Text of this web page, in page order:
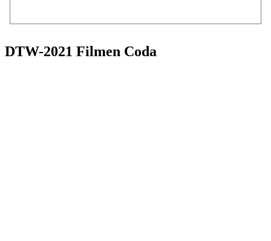
DTW-2021 Filmen Coda